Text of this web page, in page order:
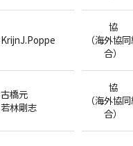
KrijnJ.Poppe
協
（海外協
合）
古橋元
若林剛志
協
（海外協
合）